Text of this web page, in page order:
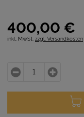
400,00 €
inkl. MwSt. zzgl. Versandkosten